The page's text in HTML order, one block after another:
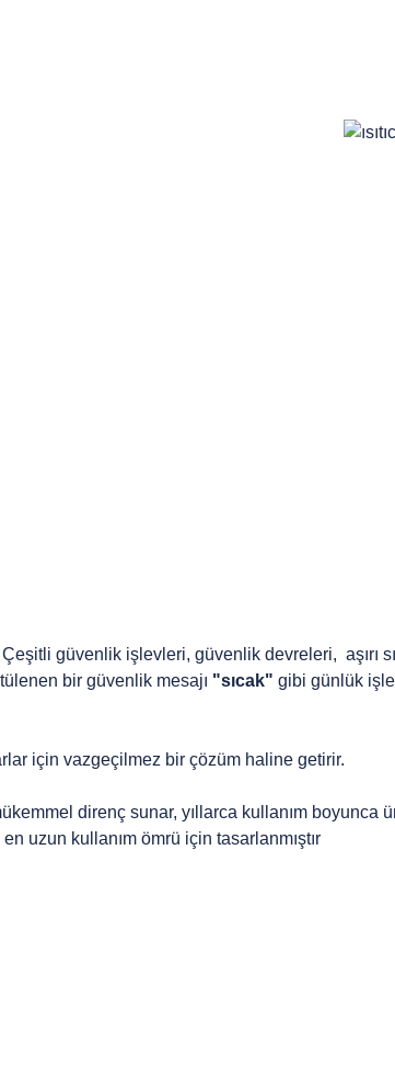
güvenlik işlevleri, güvenlik devreleri, aşırı
bir güvenlik mesajı "sıcak" gibi günlük
için vazgeçilmez bir çözüm haline getirir.
direnç sunar, yıllarca kullanım boyunca
uzun kullanım ömrü için tasarlanmıştır